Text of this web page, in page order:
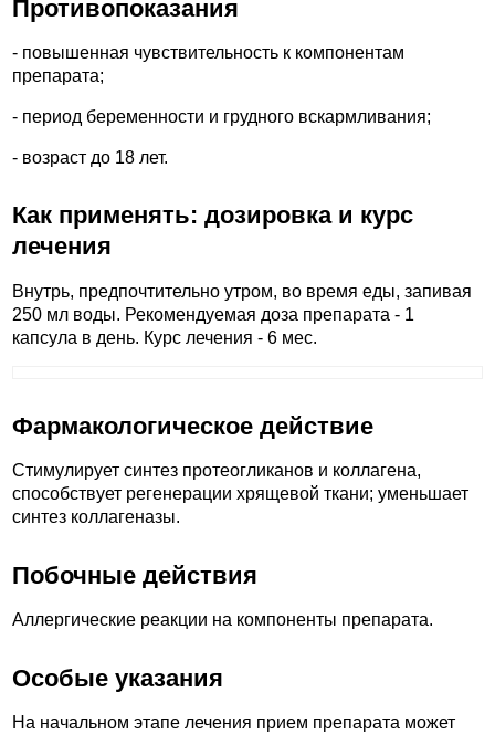
Противопоказания
- повышенная чувствительность к компонентам
препарата;
- период беременности и грудного вскармливания;
- возраст до 18 лет.
Как применять: дозировка и курс
лечения
Внутрь, предпочтительно утром, во время еды, запивая
250 мл воды. Рекомендуемая доза препарата - 1
капсула в день. Курс лечения - 6 мес.
Фармакологическое действие
Стимулирует синтез протеогликанов и коллагена,
способствует регенерации хрящевой ткани; уменьшает
синтез коллагеназы.
Побочные действия
Аллергические реакции на компоненты препарата.
Особые указания
На начальном этапе лечения прием препарата может